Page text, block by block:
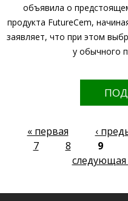
объявила о
продукта FutureCem,
заявляет, что при этом
у обычного
« первая ‹
7
8 9
следующая